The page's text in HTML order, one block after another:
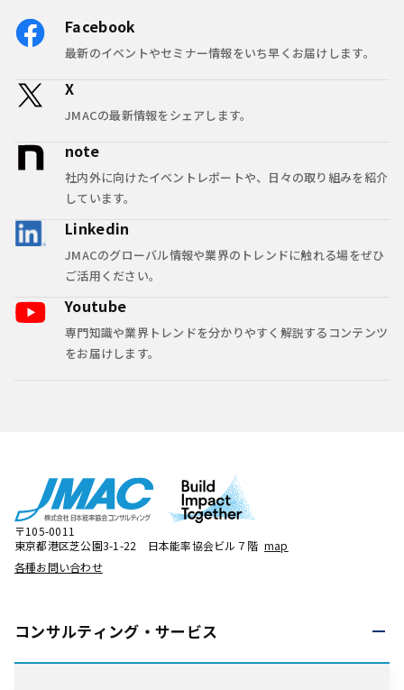
Facebook
最新のイベントやセミナー情報をいち早くお届けします。
X
JMACの最新情報をシェアします。
note
社内外に向けたイベントレポートや、日々の取り組みを紹介
しています。
Linkedin
JMACのグローバル情報や業界のトレンドに触れる場をぜひ
ご活用ください。
Youtube
専門知識や業界トレンドを分かりやすく解説するコンテンツ
をお届けします。
〒105-0011
東京都港区芝公園3-1-22 日本能率協会ビル７階 map
各種お問い合わせ
コンサルティング・ サービス